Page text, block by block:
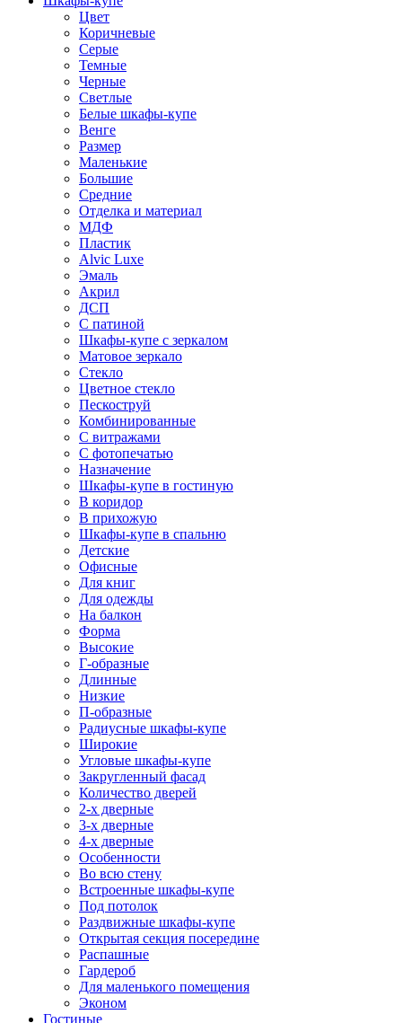
Цвет
Коричневые
Серые
Темные
Черные
Светлые
Белые шкафы-купе
Венге
Размер
Маленькие
Большие
Средние
Отделка и материал
МДФ
Пластик
Alvic Luxe
Эмаль
Акрил
ДСП
С патиной
Шкафы-купе с зеркалом
Матовое зеркало
Стекло
Цветное стекло
Пескоструй
Комбинированные
С витражами
С фотопечатью
Назначение
Шкафы-купе в гостиную
В коридор
В прихожую
Шкафы-купе в спальню
Детские
Офисные
Для книг
Для одежды
На балкон
Форма
Высокие
Г-образные
Длинные
Низкие
П-образные
Радиусные шкафы-купе
Широкие
Угловые шкафы-купе
Закругленный фасад
Количество дверей
2-х дверные
3-х дверные
4-х дверные
Особенности
Во всю стену
Встроенные шкафы-купе
Под потолок
Раздвижные шкафы-купе
Открытая секция посередине
Распашные
Гардероб
Для маленького помещения
Эконом
Гостиные